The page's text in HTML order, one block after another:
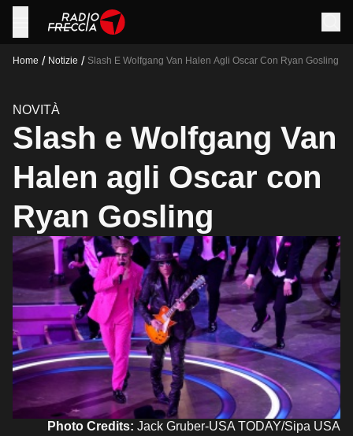
Home / Notizie / Slash E Wolfgang Van Halen Agli Oscar Con Ryan Gosling
NOVITÀ
Slash e Wolfgang Van
Halen agli Oscar con
Ryan Gosling
Photo Credits: Jack Gruber-USA TODAY/Sipa USA